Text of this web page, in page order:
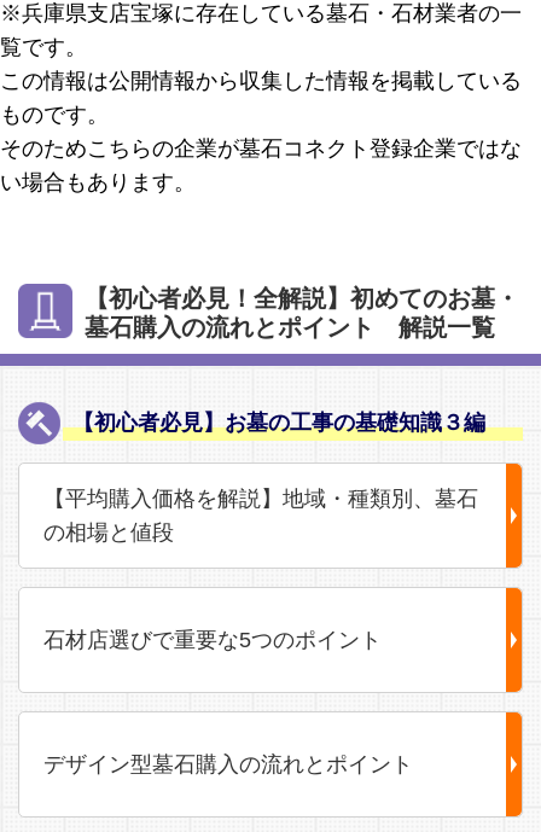
※兵庫県支店宝塚に存在している墓石・石材業者の一
覧です。
この情報は公開情報から収集した情報を掲載している
ものです。
そのためこちらの企業が墓石コネクト登録企業ではな
い場合もあります。
【初心者必見！全解説】初めてのお墓・
墓石購入の流れとポイント 解説一覧
【初心者必見】お墓の工事の基礎知識３編
【平均購入価格を解説】地域・種類別、墓石
の相場と値段
石材店選びで重要な5つのポイント
デザイン型墓石購入の流れとポイント